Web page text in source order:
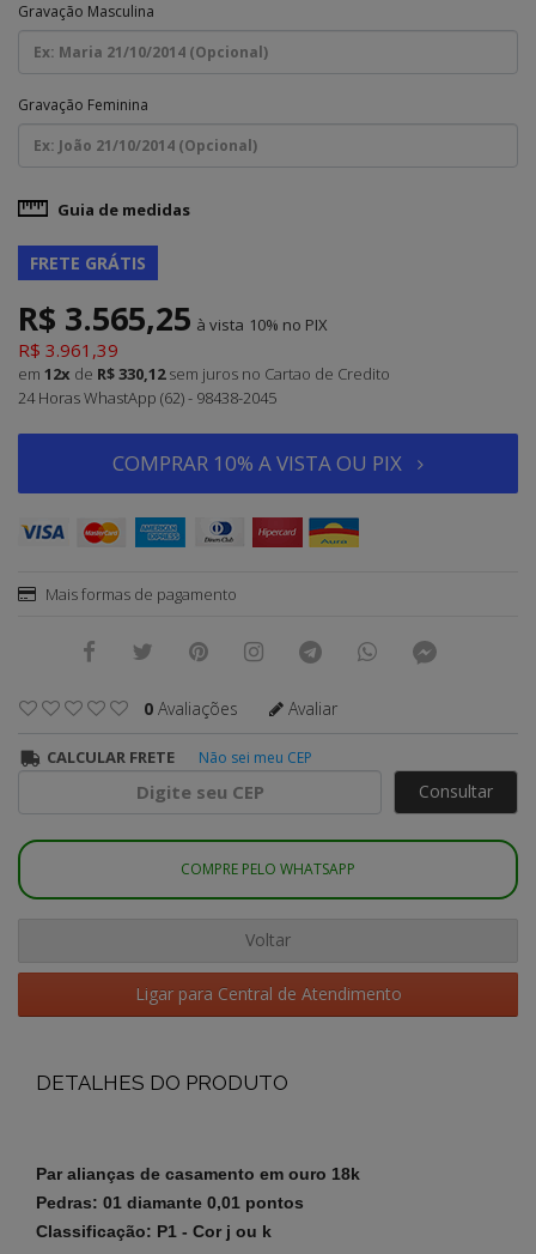
Gravação Masculina
Gravação Feminina
Guia de medidas
FRETE GRÁTIS
R$ 3.565,25 à vista 10%
R$ 3.961,39
em 12x de R$ 330,12 sem juros no Cartao de Credito
24 Horas WhastApp (62) - 98438-2045
COMPRAR 10% A VISTA OU PIX
Mais formas de pagamento
0 Avaliações Avaliar
CALCULAR FRETE Não sei meu CEP
Consultar
COMPRE PELO WHATSAPP
Voltar
Ligar para Central de Atendimento
DETALHES DO PRODUTO
Par alianças de casamento em ouro 18k
Pedras: 01 diamante 0,01 pontos
Classificação: P1 - Cor j ou k